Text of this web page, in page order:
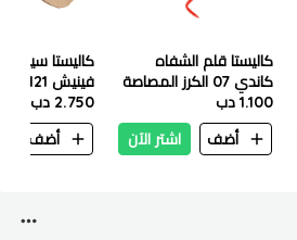
كاليستا قلم الشفاه
كاندي 07 الكرز المصاصة
1.100 دب
أضف
اشتر الآن
كاليستا
فينيش 121 بورسلين
2.750 دب
أضف